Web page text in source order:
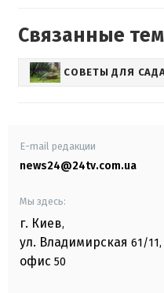
Связанные
СОВЕТЫ ДЛЯ
E-mail редакции
news24@24tv.com.ua
Мы здесь:
г. Киев,
ул. Владимирская 61/11,
офис 50